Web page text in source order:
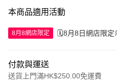
本商品適用活動
8月8網店限定 🗓️8月8日網店限定
付款與運送
送貨上門滿HK$250.00免運費